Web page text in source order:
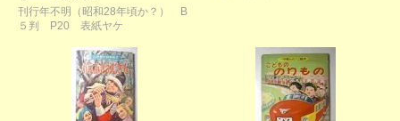
刊行年不明（昭和28年頃か？） B
５判 P20 表紙ヤケ